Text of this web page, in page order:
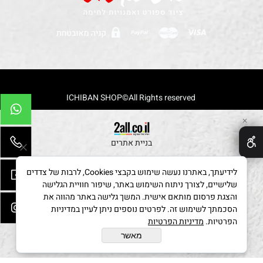
בניית אתרים
✕
לידיעתך, באתרנו נעשה שימוש בקבצי Cookies, לרבות של צדדים
שלישיים, לצורך ניתוח השימוש באתר, שיפור חוויית הגלישה
והצגת פרסום מותאם אישית. המשך גלישה באתר מהווה את
הסכמתך לשימוש זה. לפרטים נוספים ניתן לעיין במדיניות
הפרטיות. מדיניות הפרטיות
מאשר